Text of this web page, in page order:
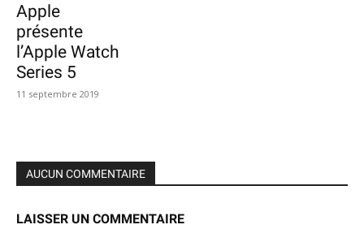
Apple
présente
l’Apple Watch
Series 5
11 septembre 2019
AUCUN COMMENTAIRE
LAISSER UN COMMENTAIRE